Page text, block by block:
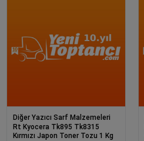
Diğer Yazıcı Sarf Malzemeleri
Rt Kyocera Tk895 Tk8315
Kırmızı Japon Toner Tozu 1 Kg